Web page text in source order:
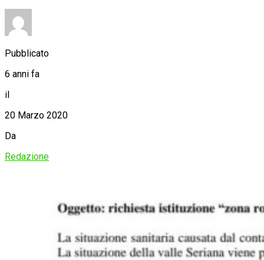
Pubblicato
6 anni fa
il
20 Marzo 2020
Da
Redazione